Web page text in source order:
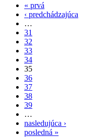
« prvá
‹ predchádzajúca
…
31
32
33
34
35
36
37
38
39
…
nasledujúca ›
posledná »